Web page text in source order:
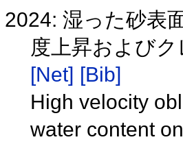
2024: 湿った砂表
度上昇および
[Net] [Bib]
High velocity
water content